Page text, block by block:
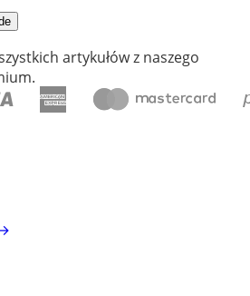
artykułów z naszego